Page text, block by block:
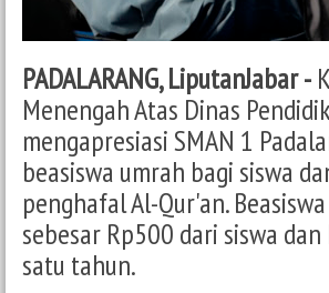
PADALARANG, LiputanJabar -
Menengah Atas Dinas
mengapresiasi SMAN 1
beasiswa umrah bagi siswa
penghafal Al-Qur'an.
sebesar Rp500 dari siswa
satu tahun.